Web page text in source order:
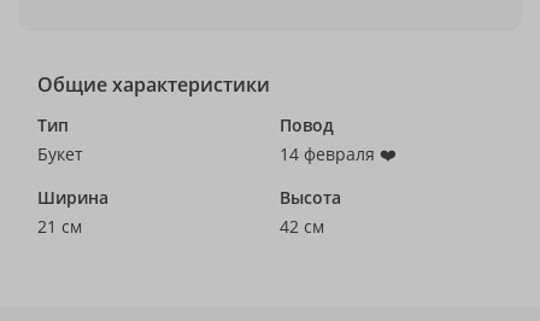
Общие характеристики
Тип
Букет
Повод
14 февраля ❤️
Ширина
21 см
Высота
42 см